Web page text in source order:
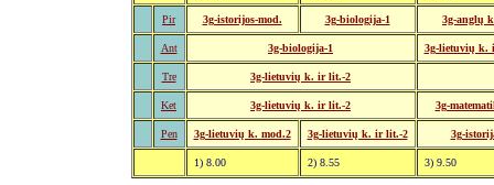
Pir 3g-istorijos-mod. 3g-biologija-1 3g-anglų
Ant 3g-biologija-1 3g-lietuvių k.
Tre 3g-lietuvių k. ir lit.-2
Ket 3g-lietuvių k. ir lit.-2 3g-
Pen 3g-lietuvių k. mod.2 3g-lietuvių k. ir lit.-2 3g-
1) 8.00 2) 8.55 3) 9.50